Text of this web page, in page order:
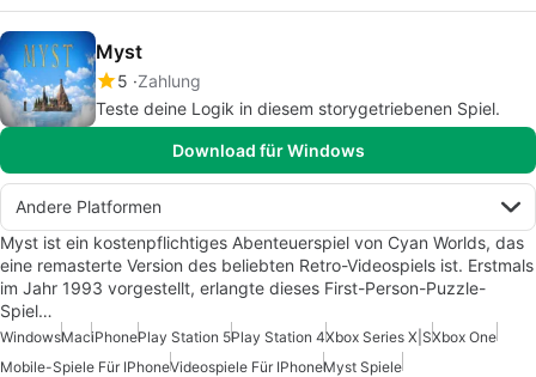
Myst
5 Zahlung
Teste deine Logik in diesem storygetriebenen Spiel.
Download für Windows
Andere Platformen
Myst ist ein kostenpflichtiges Abenteuerspiel von Cyan Worlds, das
eine remasterte Version des beliebten Retro-Videospiels ist. Erstmals
im Jahr 1993 vorgestellt, erlangte dieses First-Person-Puzzle-
Spiel…
WindowsMaciPhonePlay Station 5Play Station 4Xbox Series X|SXbox One
Mobile-Spiele Für IPhoneVideospiele Für IPhoneMyst Spiele